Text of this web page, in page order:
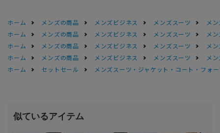
ホーム メンズの商品 メンズビジネス メンズスーツ
メ
ホーム
メンズの商品 メンズビジネス メンズスーツ
メ
ホーム
メンズの商品 メンズビジネス メンズスーツ
メ
ホーム
メンズの商品 メンズビジネス メンズスーツ
メ
ホーム
セットセール メンズスーツ・ジャケット・コート・フォ